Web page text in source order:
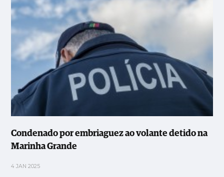
Condenado por embriaguez ao volante detido na
Marinha Grande
4 JAN 2025